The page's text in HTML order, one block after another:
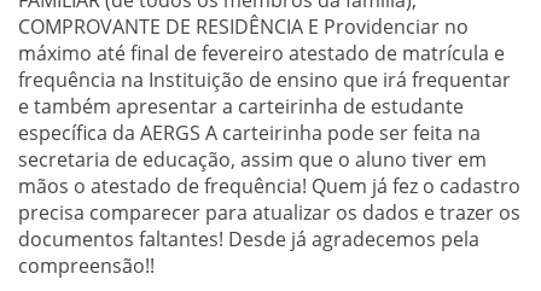
COMPROVANTE DE RESIDÊNCIA E Providenciar no
máximo até final de fevereiro atestado de matrícula e
frequência na Instituição de ensino que irá frequentar
e também apresentar a carteirinha de estudante
específica da AERGS A carteirinha pode ser feita na
secretaria de educação, assim que o aluno tiver em
mãos o atestado de frequência! Quem já fez o cadastro
precisa comparecer para atualizar os dados e trazer os
documentos faltantes! Desde já agradecemos pela
compreensão!!